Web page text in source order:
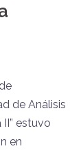
de Análisis
estuvo
en